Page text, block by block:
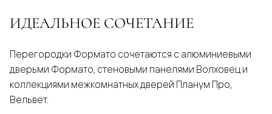
ИДЕАЛЬНОЕ СОЧЕТАНИЕ
Перегородки Формато сочетаются с алюминиевыми
дверьми Формато, стеновыми панелями Волховец и
коллекциями межкомнатных дверей Планум Про,
Вельвет.